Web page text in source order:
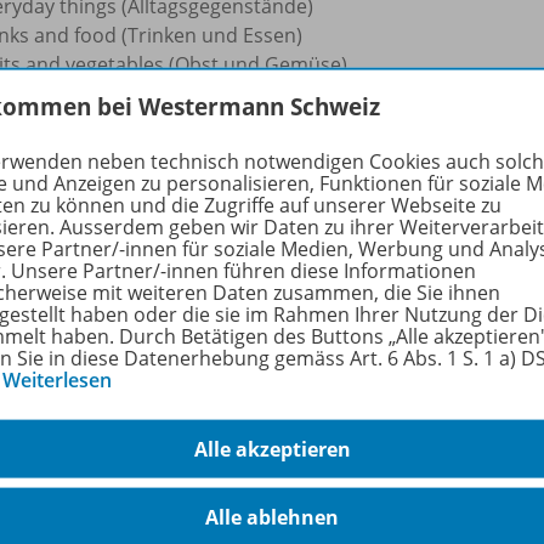
things (Alltagsgegenstände)
and food (Trinken und Essen)
and vegetables (Obst und Gemüse)
house (im Haus)
(Hobbys)
dieses Übungsheftes wird das miniLÜK-
Sie mehr über die Reihe
Produkte
miniLÜK
Kindergarten/Vorschule 978-
bei Westermann Schweiz
neben technisch notwendigen Cookies auch
und Anzeigen zu personalisieren, Funktionen für soziale
zu können und die Zugriffe auf unserer Webseite zu
Ausserdem geben wir Daten zu ihrer
Partner/-innen für soziale Medien, Werbung und
Unsere Partner/-innen führen diese Informationen
mit weiteren Daten zusammen, die Sie ihnen
haben oder die sie im Rahmen Ihrer Nutzung der
haben. Durch Betätigen des Buttons „Alle
Sie in diese Datenerhebung gemäss Art. 6 Abs. 1 S. 1 a)
Weiterlesen
Alle akzeptieren
Alle ablehnen